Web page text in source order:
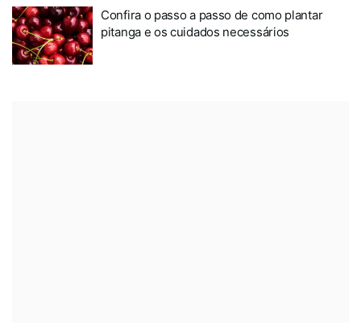
Confira o passo a passo de como plantar
pitanga e os cuidados necessários